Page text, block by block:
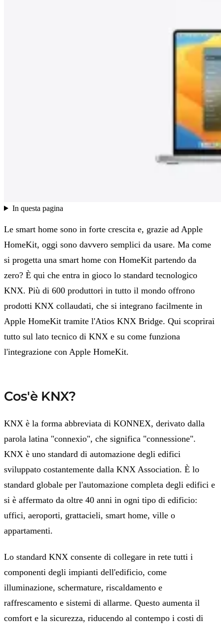
In questa pagina
Le smart home sono in forte crescita e, grazie ad Apple
HomeKit, oggi sono davvero semplici da usare. Ma come
si progetta una smart home con HomeKit partendo da
zero? È qui che entra in gioco lo standard tecnologico
KNX. Più di 600 produttori in tutto il mondo offrono
prodotti KNX collaudati, che si integrano facilmente in
Apple HomeKit tramite l'Atios KNX Bridge. Qui scoprirai
tutto sul lato tecnico di KNX e su come funziona
l'integrazione con Apple HomeKit.
Cos'è KNX?
KNX è la forma abbreviata di KONNEX, derivato dalla
parola latina "connexio", che significa "connessione".
KNX è uno standard di automazione degli edifici
sviluppato costantemente dalla KNX Association. È lo
standard globale per l'automazione completa degli edifici e
si è affermato da oltre 40 anni in ogni tipo di edificio:
uffici, aeroporti, grattacieli, smart home, ville o
appartamenti.
Lo standard KNX consente di collegare in rete tutti i
componenti degli impianti dell'edificio, come
illuminazione, schermature, riscaldamento e
raffrescamento e sistemi di allarme. Questo aumenta il
comfort e la sicurezza, riducendo al contempo i costi di